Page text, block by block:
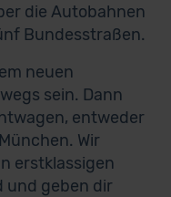
die Autobahnen
Bundesstraßen.
neuen
sein. Dann
entweder
Wir
erstklassigen
und geben dir